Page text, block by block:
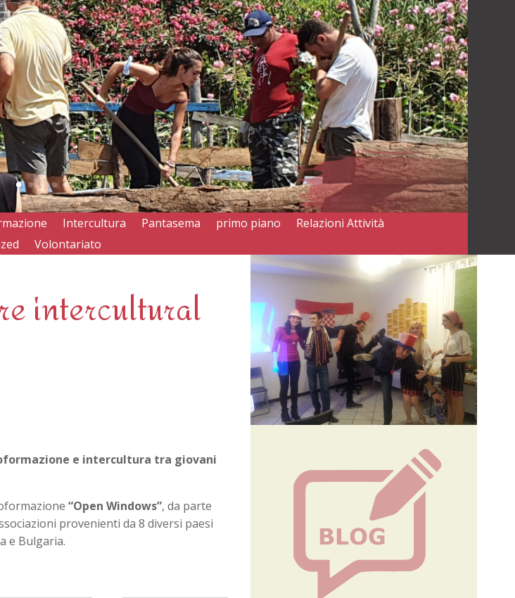
Intercultura Pantasema primo piano
Relazioni Attività
Volontariato
intercultural
e intercultura tra giovani
“Open Windows”, da parte
provenienti da 8 diversi paesi
e Bulgaria.